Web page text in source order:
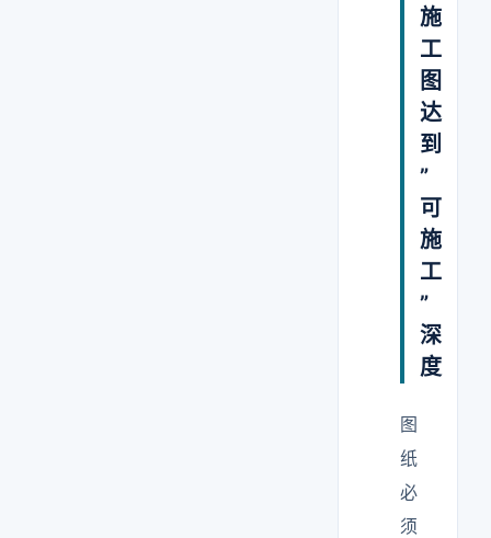
施
工
图
达
到
”
可
施
工
”
深
度
图
纸
必
须